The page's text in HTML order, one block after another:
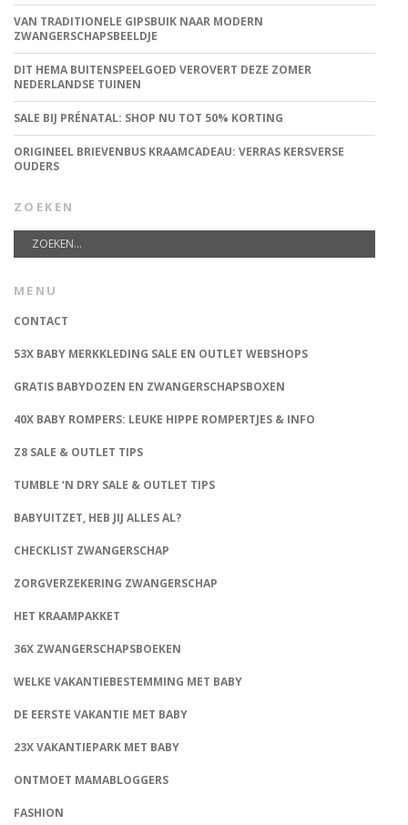
VAN TRADITIONELE GIPSBUIK NAAR MODERN
ZWANGERSCHAPSBEELDJE
DIT HEMA BUITENSPEELGOED VEROVERT DEZE ZOMER
NEDERLANDSE TUINEN
SALE BIJ PRÉNATAL: SHOP NU TOT 50% KORTING
ORIGINEEL BRIEVENBUS KRAAMCADEAU: VERRAS KERSVERSE
OUDERS
ZOEKEN
MENU
CONTACT
53X BABY MERKKLEDING SALE EN OUTLET WEBSHOPS
GRATIS BABYDOZEN EN ZWANGERSCHAPSBOXEN
40X BABY ROMPERS: LEUKE HIPPE ROMPERTJES & INFO
Z8 SALE & OUTLET TIPS
TUMBLE ‘N DRY SALE & OUTLET TIPS
BABYUITZET, HEB JIJ ALLES AL?
CHECKLIST ZWANGERSCHAP
ZORGVERZEKERING ZWANGERSCHAP
HET KRAAMPAKKET
36X ZWANGERSCHAPSBOEKEN
WELKE VAKANTIEBESTEMMING MET BABY
DE EERSTE VAKANTIE MET BABY
23X VAKANTIEPARK MET BABY
ONTMOET MAMABLOGGERS
FASHION